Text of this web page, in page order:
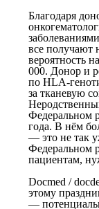
Благодаря
все получают
вероятность
000. Донор и
по HLA-
за тканевую
Федеральном
года. В нём
— это не так
Федеральном
пациентам,
Docmed /
этому
—